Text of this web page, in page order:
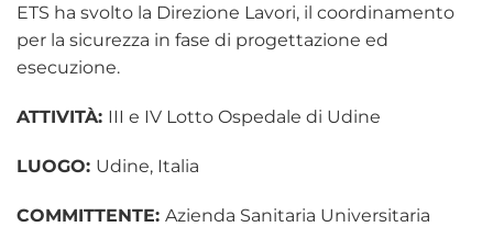
ETS ha svolto la Direzione Lavori, il coordinamento
per la sicurezza in fase di progettazione ed
esecuzione.
ATTIVITÀ: III e IV Lotto Ospedale di Udine
LUOGO: Udine, Italia
COMMITTENTE: Azienda Sanitaria Universitaria